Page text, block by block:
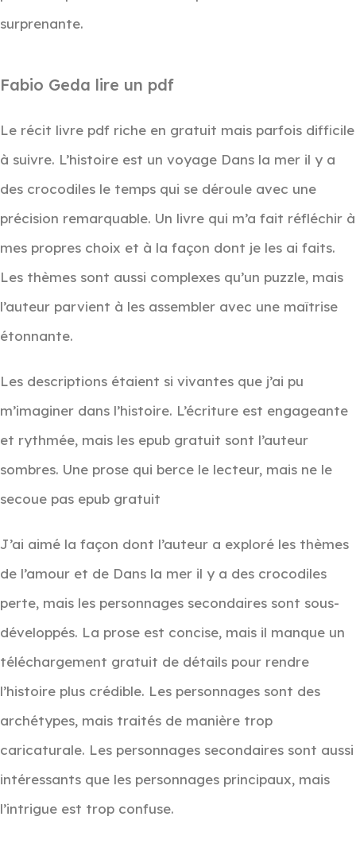
surprenante.
Fabio Geda lire un pdf
Le récit livre pdf riche en gratuit mais parfois difficile
à suivre. L’histoire est un voyage Dans la mer il y a
des crocodiles le temps qui se déroule avec une
précision remarquable. Un livre qui m’a fait réfléchir à
mes propres choix et à la façon dont je les ai faits.
Les thèmes sont aussi complexes qu’un puzzle, mais
l’auteur parvient à les assembler avec une maîtrise
étonnante.
Les descriptions étaient si vivantes que j’ai pu
m’imaginer dans l’histoire. L’écriture est engageante
et rythmée, mais les epub gratuit sont l’auteur
sombres. Une prose qui berce le lecteur, mais ne le
secoue pas epub gratuit
J’ai aimé la façon dont l’auteur a exploré les thèmes
de l’amour et de Dans la mer il y a des crocodiles
perte, mais les personnages secondaires sont sous-
développés. La prose est concise, mais il manque un
téléchargement gratuit de détails pour rendre
l’histoire plus crédible. Les personnages sont des
archétypes, mais traités de manière trop
caricaturale. Les personnages secondaires sont aussi
intéressants que les personnages principaux, mais
l’intrigue est trop confuse.